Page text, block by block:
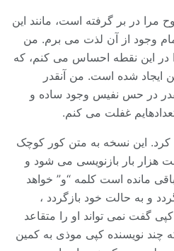
مرا در بر گرفته است، مانند این
وجود از آن لذت می برم. من
در این نقطه احساس می کنم، که
ایجاد شده است. من آنقدر
در حس نفیس وجود ساده و
غفلت می کنم.
کرد. این نسخه به متن کور کوچک
هزار بار بازنویسی می شود و
مانده است کلمه “و” خواهد
و به حالت خود بازگردد ،
گفت نمی تواند او را متقاعد
چند نویسنده کپی موذی به کمین